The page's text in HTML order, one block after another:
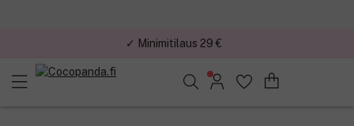
✓ Minimitilaus 29 €
Löydä suosikkisi 25.362 tuotteen joukosta..